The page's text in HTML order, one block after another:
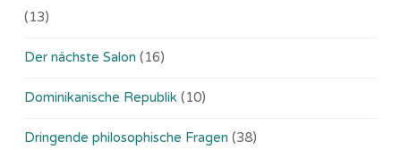
(13)
Der nächste Salon (16)
Dominikanische Republik (10)
Dringende philosophische Fragen (38)